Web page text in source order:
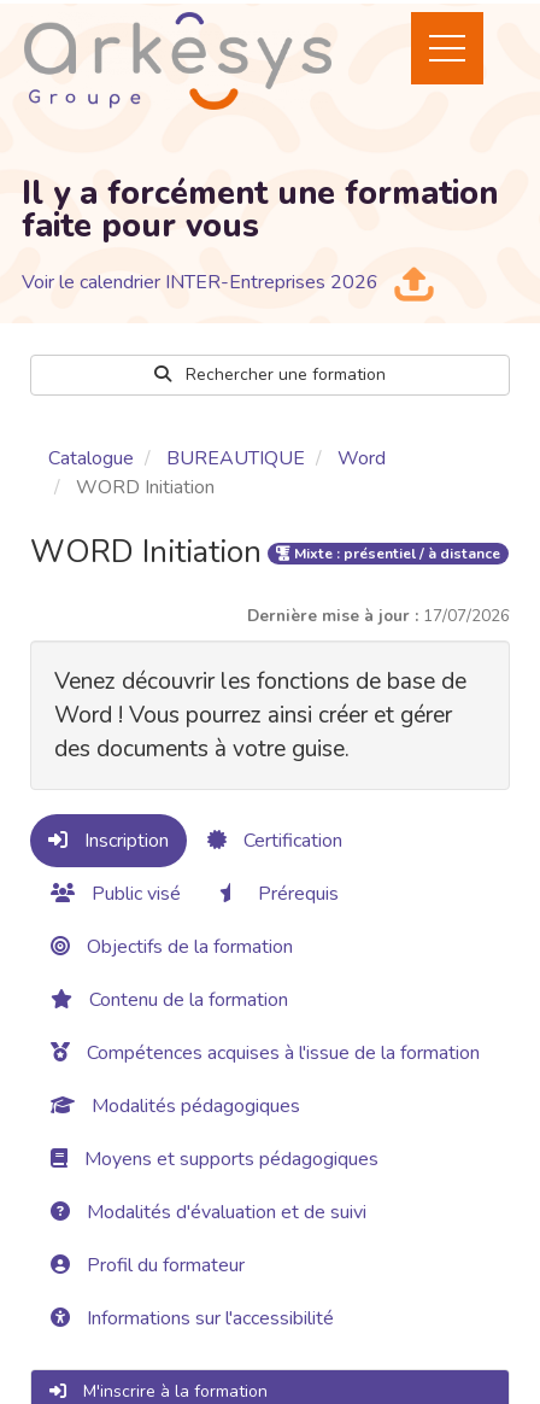
Il y a forcément une formation
faite pour vous
Voir le calendrier INTER-Entreprises 2026
Rechercher une formation
Catalogue BUREAUTIQUE
Word
WORD Initiation
WORD Initiation Mixte : présentiel / à distance
Dernière mise à jour : 17/07/2026
Venez découvrir les fonctions de base de
Word ! Vous pourrez ainsi créer et gérer
des documents à votre guise.
Inscription
Certification
Public visé
Prérequis
Objectifs de la formation
Contenu de la formation
Compétences acquises à l'issue de la formation
Modalités pédagogiques
Moyens et supports pédagogiques
Modalités d'évaluation et de suivi
Profil du formateur
Informations sur l'accessibilité
M'inscrire à la formation